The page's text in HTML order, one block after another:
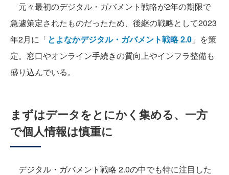
元々最初のデジタル・ガバメント戦略が2年の期限で
急遽策定されたものだったため、後継の戦略として2023
年2月に「とよなかデジタル・ガバメント戦略 2.0 」を策
定。窓口やオンライン手続きの質向上やインフラ整備も
盛り込んでいる。
まずはデータをとにかく集める、一方
で個人情報は慎重に
デジタル・ガバメント戦略 2.0の中でも特に注目した